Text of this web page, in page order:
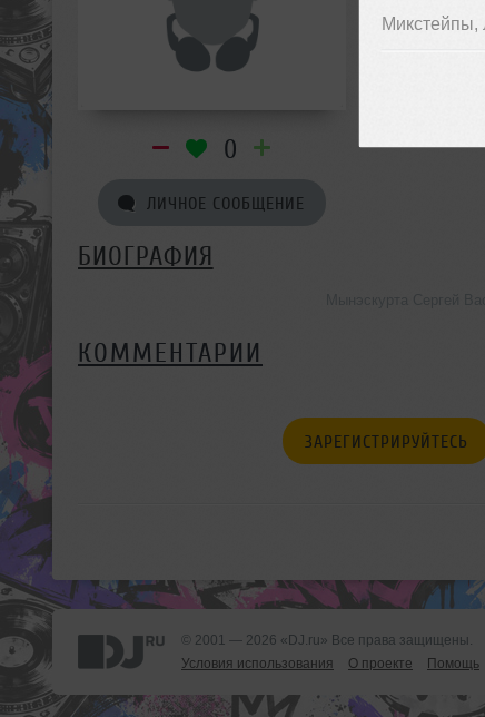
Микстейпы,
0
ЛИЧНОЕ СООБЩЕНИЕ
БИОГРАФИЯ
КОММЕНТАРИИ
ЗАРЕГИСТРИРУЙТЕСЬ
© 2001 — 2026 «DJ.ru» Все права защищены.
Условия использования
О проекте Помощь